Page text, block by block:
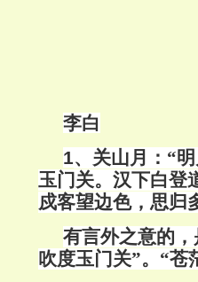
李白
1、关山月：“
玉门关。汉下白登
戍客望边色，思归
有言外之意的
吹度玉门关”。“苍